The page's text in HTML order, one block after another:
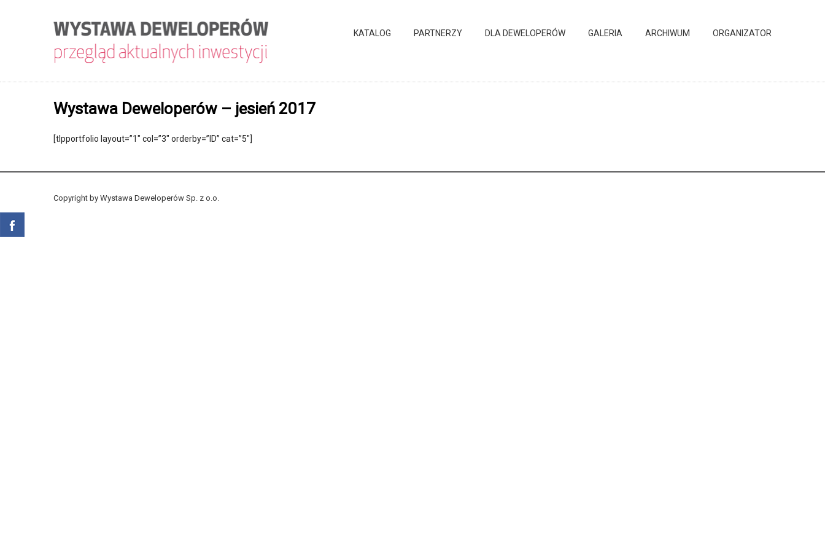
KATALOG PARTNERZY DLA DEWELOPERÓW GALERIA ARCHIWUM ORGANIZATOR
Wystawa Deweloperów – jesień 2017
[tlpportfolio layout=”1″ col=”3″ orderby=”ID” cat=”5″]
Copyright by Wystawa Deweloperów Sp. z o.o.